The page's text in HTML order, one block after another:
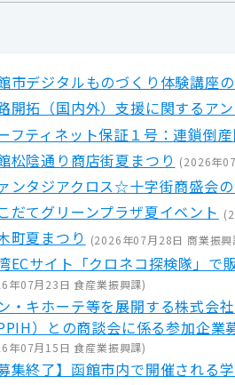
市デジタルものづくり体験講座
開拓（国内外）支援に関するア
フティネット保証１号：連鎖倒
松陰通り商店街夏まつり (2026年
ンタジアクロス☆十字街商盛会
だてグリーンプラザ夏イベント (
町夏まつり (2026年07月28日 商業振
ECサイト「クロネコ探検隊」で
年07月23日 食産業振興課)
・キホーテ等を展開する株式会
PPIH）との商談会に係る参加企業
年07月15日 食産業振興課)
募集終了】函館市内で開催される